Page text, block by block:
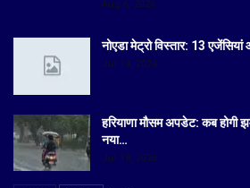
Aug 6, 2026
नोएडा मेट्रो विस्तार: 13
Jul 19, 2026
हरियाणा मौसम अपडेट: कब होगी
नया…
Jul 18, 2026